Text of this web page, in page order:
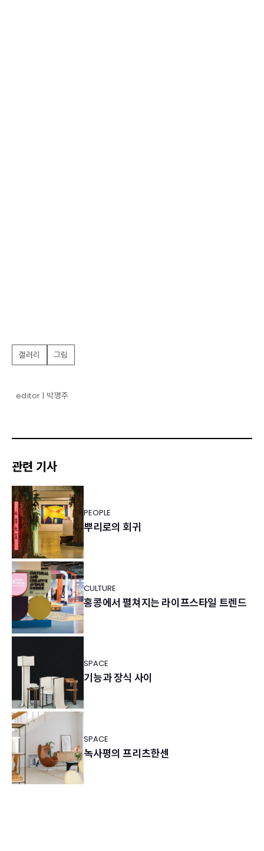
갤러리 그림
editor | 박명주
관련 기사
PEOPLE
뿌리로의 회귀
CULTURE
홍콩에서 펼쳐지는 라이프스타일 트렌드
SPACE
기능과 장식 사이
SPACE
녹사평의 프리츠한센